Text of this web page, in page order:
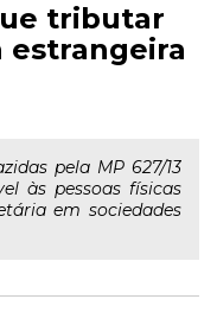
tributar
estrangeira
pela MP 627/13
às pessoas físicas
em sociedades